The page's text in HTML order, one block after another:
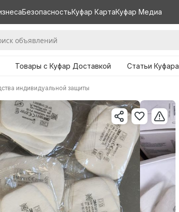
БезопасностьКуфар КартаКуфар Медиа
Товары с Куфар Доставкой Статьи Куфара
индивидуальной защиты